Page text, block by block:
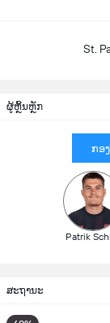
St.
ຜູ້ຫຼິ້ນຫຼັກ
ກອ
Patrik
ສະຖານະ